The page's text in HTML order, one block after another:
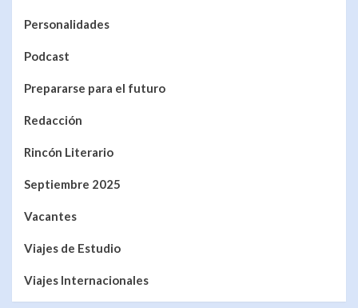
Personalidades
Podcast
Prepararse para el futuro
Redacción
Rincón Literario
Septiembre 2025
Vacantes
Viajes de Estudio
Viajes Internacionales